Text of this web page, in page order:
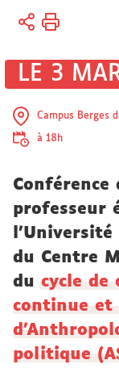
Vous
Accueil
LE 3
Campus Berges
à 18h
Conférence
professeur
du Centre
du cycle de
continue et
politique